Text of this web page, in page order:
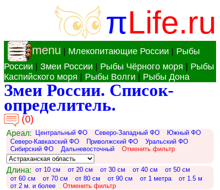
πLife.ru
menu Млекопитающие России
Рыбы
России
Змеи России Рыбы Чёрного моря
Рыбы
Каспийского моря
Рыбы Волги Рыбы Дона
Змеи России. Список-
определитель.
(0)
Ареал: Центральный ФО Северо-Западный ФО
Южный ФО
Северо-Кавказский ФО
Приволжский ФО
Уральский ФО
Сибирский ФО
Дальневосточный Отменить фильтр
Длина: от 10 см от 20 см от 30 см от 40 см
от 50 см
от 60 см
от 70 см от 80 см от 90 см от 1 метра
от 1.5 м
от 2 м. и более
Отменить фильтр